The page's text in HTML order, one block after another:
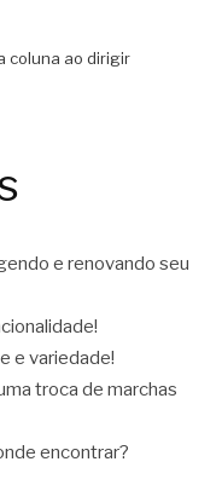
coluna ao dirigir
e renovando seu
e variedade!
troca de marchas
encontrar?